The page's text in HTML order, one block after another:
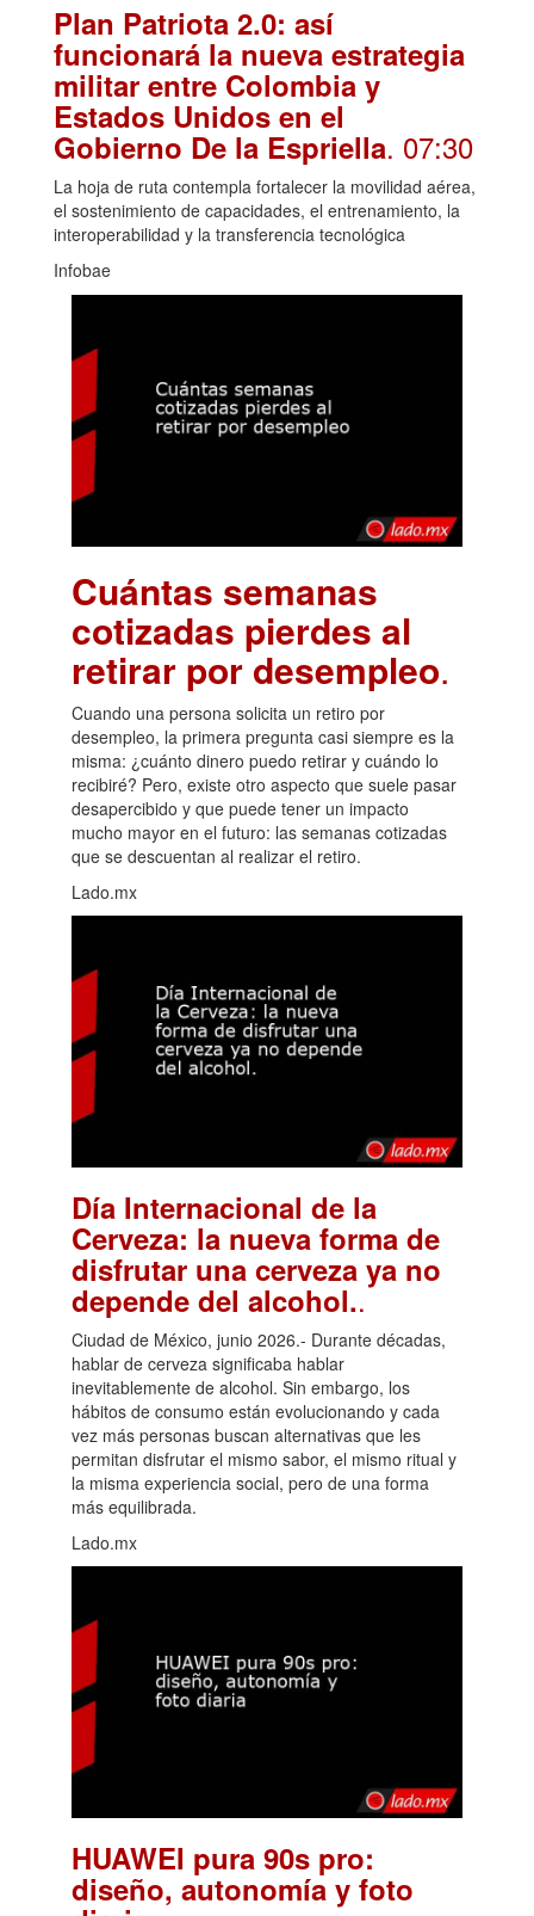
Plan Patriota 2.0: así
funcionará la nueva estrategia
militar entre Colombia y
Estados Unidos en el
Gobierno De la Espriella. 07:30
La hoja de ruta contempla fortalecer la movilidad aérea,
el sostenimiento de capacidades, el entrenamiento, la
interoperabilidad y la transferencia tecnológica
Infobae
Cuántas semanas
cotizadas pierdes al
retirar por desempleo.
Cuando una persona solicita un retiro por
desempleo, la primera pregunta casi siempre es la
misma: ¿cuánto dinero puedo retirar y cuándo lo
recibiré? Pero, existe otro aspecto que suele pasar
desapercibido y que puede tener un impacto
mucho mayor en el futuro: las semanas cotizadas
que se descuentan al realizar el retiro.
Lado.mx
Día Internacional de la
Cerveza: la nueva forma de
disfrutar una cerveza ya no
depende del alcohol..
Ciudad de México, junio 2026.- Durante décadas,
hablar de cerveza significaba hablar
inevitablemente de alcohol. Sin embargo, los
hábitos de consumo están evolucionando y cada
vez más personas buscan alternativas que les
permitan disfrutar el mismo sabor, el mismo ritual y
la misma experiencia social, pero de una forma
más equilibrada.
Lado.mx
HUAWEI pura 90s pro:
diseño, autonomía y foto